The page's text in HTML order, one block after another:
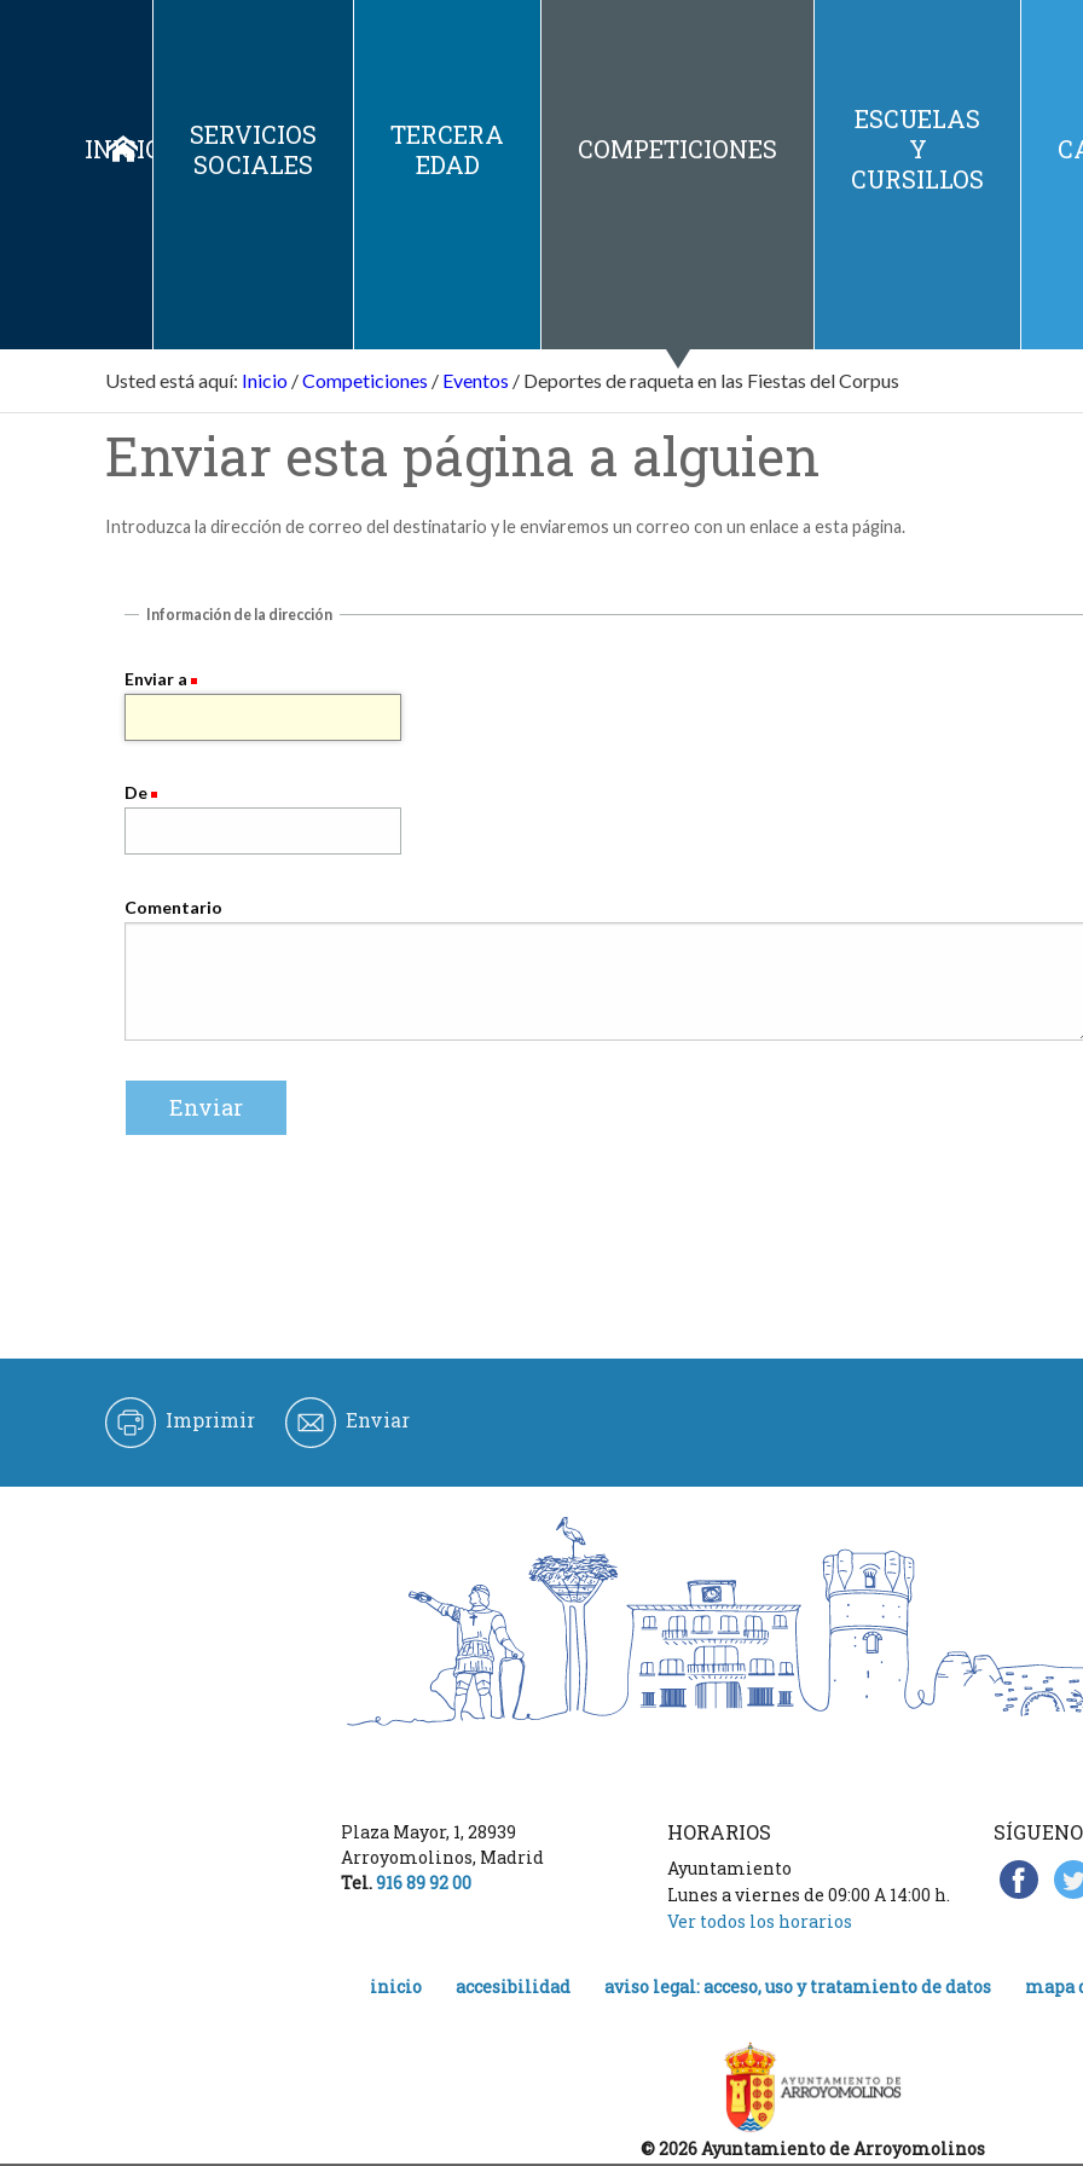
INICIO
SERVICIOS
SOCIALES
TERCERA
EDAD
COMPETICIONES
ESCUELAS
Y
CURSILLOS
Usted está aquí: Inicio /Competiciones / Eventos / Deportes de raqueta en las Fiestas del Corpus
Enviar esta página a alguien
Introduzca la dirección de correo del destinatario y le enviaremos un correo con un enlace a esta página.
Información de la dirección
Enviar a
De
Comentario
Imprimir Enviar
Plaza Mayor, 1, 28939
Arroyomolinos, Madrid
Tel.916 89 92 00
HORARIOS
Ayuntamiento
Lunes a viernes de 09:00 A 14:00 h.
Ver todos los horarios
inicio accesibilidad aviso legal: acceso, uso y tratamiento de datos mapa
© 2026 Ayuntamiento de Arroyomolinos